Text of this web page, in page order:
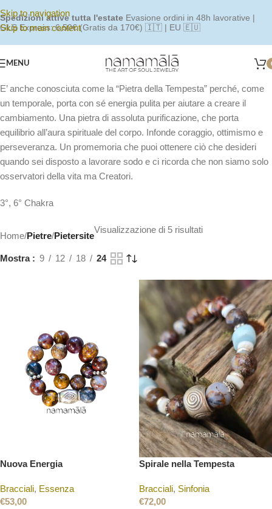
Skip to navigation
Skip to main content
Spedizioni attive tutta l'estate Evasione ordini in 48h lavorative |
GLS Express: 6,50€ (Gratis da 170€) 🇮🇹 | EU 🇪🇺
MENU
E’ anche conosciuta come la “Pietra della Tempesta” perché, come
un temporale, porta con sé energia pulita per aiutare a creare il
cambiamento. Una pietra di assoluta purificazione, che porta
equilibrio all’aura spirituale del corpo. Infonde coraggio, ottimismo e
perseveranza. Un promemoria che puoi ottenere ciò che desideri
quando sei disposto a lavorare sodo e ci ricorda che non siamo solo
osservatori della vita ma Creatori.
3°, 6° Chakra
Home/Pietre/Pietersite
Visualizzazione di 5 risultati
Mostra 9 12 18 24
Nuova Energia
Bracciali, Essenza
€53,00
Spirale nella Tempesta
Bracciali, Sinfonia
€72,00